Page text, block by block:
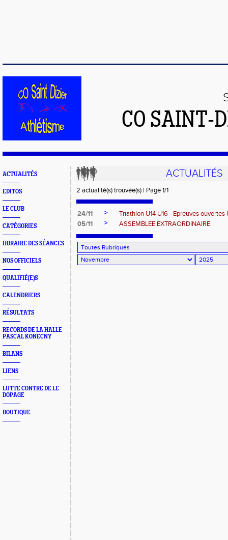
CO SAINT-
ACTUALITÉS
EDITOS
LE CLUB
CATÉGORIES
HORAIRE DES SÉANCES
NOS OFFICIELS
QUALIFIÉ(E)S
CALENDRIERS
RÉSULTATS
RECORDS DE LA HALLE
PASCAL KONECNY
BILANS
LIENS
LUTTE CONTRE DE LE
DOPAGE
BOUTIQUE
ACTUALITÉS
2 actualité(s) trouvée(s) | Page 1/1
24/11 >
Triathlon U14 U16 - Epreuves ouvertes
05/11
> ASSEMBLEE EXTRAORDINAIRE